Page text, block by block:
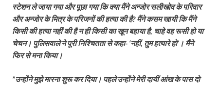
स्टेशन ले जाया गया और पूछा गया कि क्या मैंने अन्जोर सलीखोव के परिवार
और अन्जोर के मित्र के परिजनों की हत्या की है? मैंने कसम खायी कि मैंने
किसी की हत्या नहीं की है न ही किसी का खून बहाया है, चाहे वह रूसी हो या
चेचन। पुलिसवाले ने पूरी निश्चितता से कहा- ‘नहीं, तुम हत्यारे हो’। मैंने
फिर से मना किया।
”उन्होंने मुझे मारना शुरू कर दिया। पहले उन्होंने मेरी दायीं आंख के पास दो